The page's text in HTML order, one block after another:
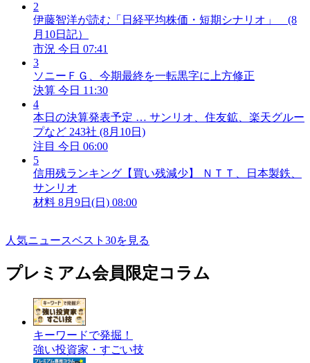
2
伊藤智洋が読む「日経平均株価・短期シナリオ」 (8
月10日記）
市況 今日 07:41
3
ソニーＦＧ、今期最終を一転黒字に上方修正
決算 今日 11:30
4
本日の決算発表予定 … サンリオ、住友鉱、楽天グルー
プなど 243社 (8月10日)
注目 今日 06:00
5
信用残ランキング【買い残減少】 ＮＴＴ、日本製鉄、
サンリオ
材料 8月9日(日) 08:00
人気ニュースベスト30を見る
プレミアム会員限定コラム
キーワードで発掘！
強い投資家・すごい技